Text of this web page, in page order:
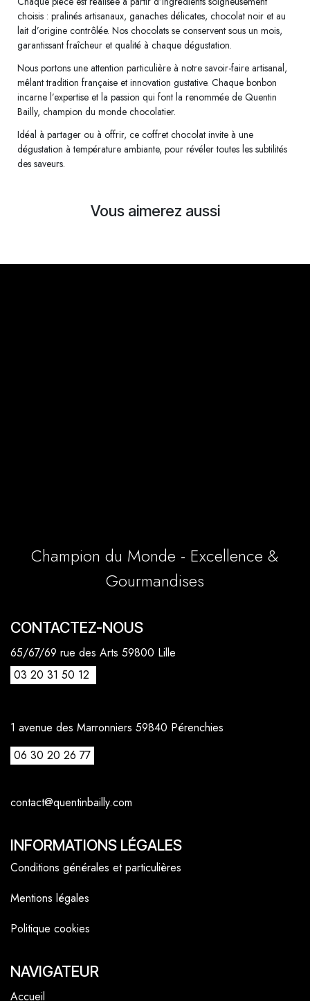
choisis : pralinés artisanaux, ganaches délicates, chocolat noir et au
lait d’origine contrôlée. Nos chocolats se conservent sous un mois,
garantissant fraîcheur et qualité à chaque dégustation.
Nous portons une attention particulière à notre savoir-faire artisanal,
mêlant tradition française et innovation gustative. Chaque bonbon
incarne l’expertise et la passion qui font la renommée de Quentin
Bailly, champion du monde chocolatier.
Idéal à partager ou à offrir, ce coffret chocolat invite à une
dégustation à température ambiante, pour révéler toutes les subtilités
des saveurs.
Vous aimerez aussi
CONTACTEZ-NOUS
65/67/69 rue des Arts 59800 Lille
03 20 31 50 12
1 avenue des Marronniers 59840 Pérenchies
06 30 20 26 77
contact@quentinbailly.com
Champion du Monde - Excellence &
Gourmandises
INFORMATIONS LÉGALES
Conditions générales et particulières
Mentions légales
Politique cookies
NAVIGATEUR
Accueil